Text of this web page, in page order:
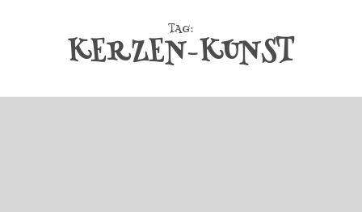
TAG:
KERZEN-KUNST